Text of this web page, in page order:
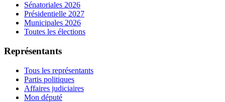
Sénatoriales 2026
Présidentielle 2027
Municipales 2026
Toutes les élections
Représentants
Tous les représentants
Partis politiques
Affaires judiciaires
Mon député